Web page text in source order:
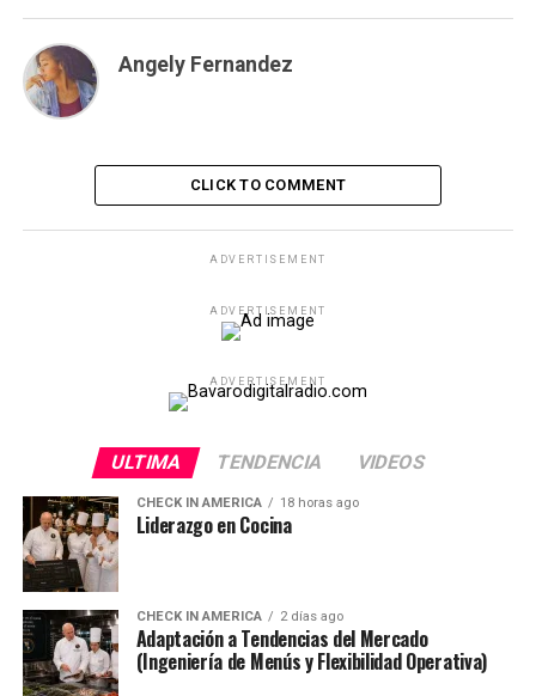
Angely Fernandez
CLICK TO COMMENT
ADVERTISEMENT
ADVERTISEMENT
ADVERTISEMENT
ULTIMA TENDENCIA VIDEOS
CHECK IN AMERICA 18 horas ago
Liderazgo en Cocina
CHECK IN AMERICA 2 días ago
Adaptación a Tendencias del Mercado
(Ingeniería de Menús y Flexibilidad Operativa)